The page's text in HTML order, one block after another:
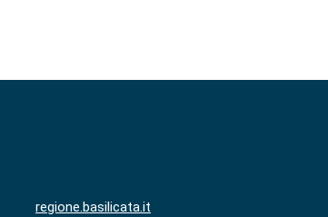
regione.basilicata.it